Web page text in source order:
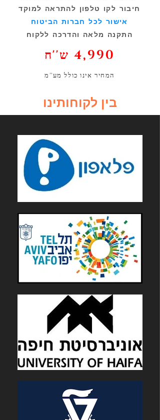
חיבור לקו טלפון להתראה למוקד
אישור לכל חברות הביטוח
התקנה מלאה והדרכה ללקוח
4,990 ש''ח
המחיר אינו כולל מע''מ
בין לקוחותינו